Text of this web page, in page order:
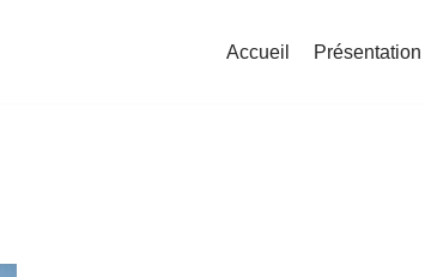
Accueil Présentation